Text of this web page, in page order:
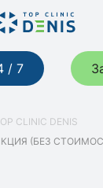
/ 7
CLINIC DENIS
(БЕЗ